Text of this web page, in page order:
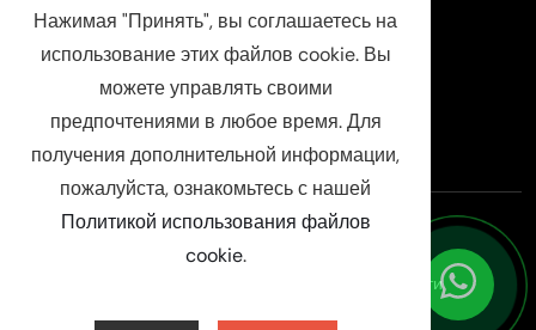
Юридический статус: SASU
SIRET : 94808598000019
RCS : Evry B 948 085 980
Политика конфиденциальности
Юридическое уведомление
Нажимая "Принять", вы соглашаетесь на
использование этих файлов cookie. Вы
можете управлять своими
предпочтениями в любое время. Для
получения дополнительной информации,
пожалуйста, ознакомьтесь с нашей
Политикой использования файлов
cookie.